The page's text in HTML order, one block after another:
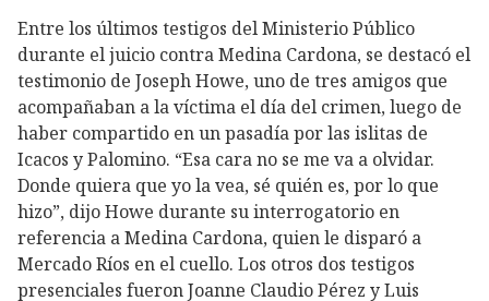
Entre los últimos testigos del Ministerio Público
durante el juicio contra Medina Cardona, se destacó el
testimonio de Joseph Howe, uno de tres amigos que
acompañaban a la víctima el día del crimen, luego de
haber compartido en un pasadía por las islitas de
Icacos y Palomino. “Esa cara no se me va a olvidar.
Donde quiera que yo la vea, sé quién es, por lo que
hizo”, dijo Howe durante su interrogatorio en
referencia a Medina Cardona, quien le disparó a
Mercado Ríos en el cuello. Los otros dos testigos
presenciales fueron Joanne Claudio Pérez y Luis